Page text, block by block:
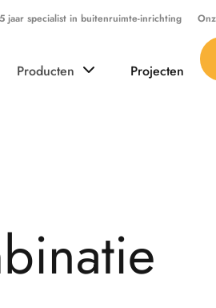
jaar specialist in buitenruimte-inrichting
Producten Projecten
binatie